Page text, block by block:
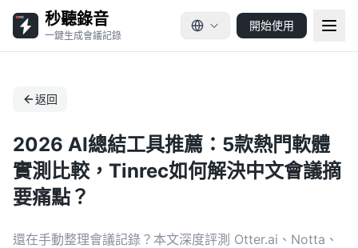
秒聽錄音
一鍵生成會議記錄
開始使用
返回
2026 AI總結工具推薦：5款熱門軟體
實測比較，Tinrec如何解決中文會議摘
要痛點？
還在手動整理會議記錄？本文深度評測 Otter.ai、Notta、